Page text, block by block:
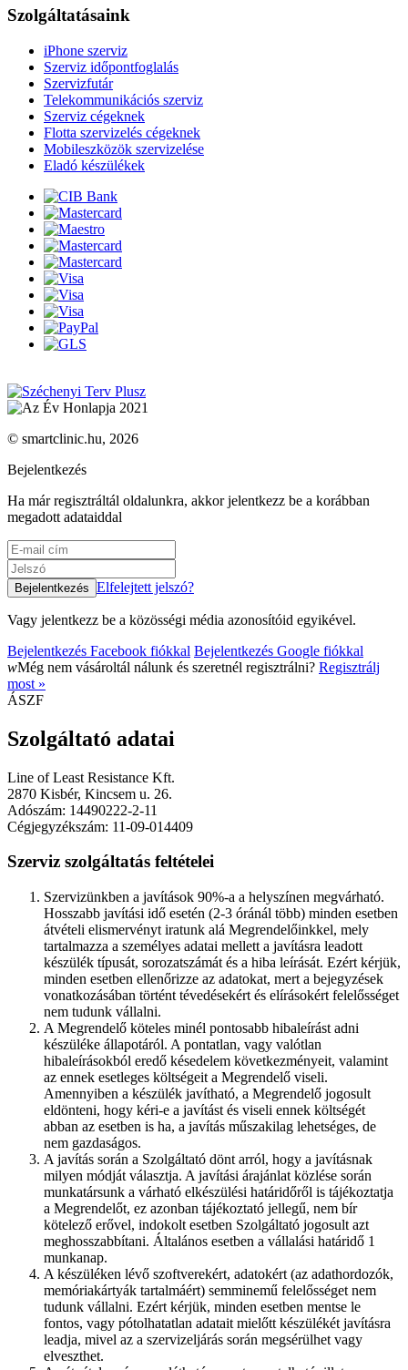
Szolgáltatásaink
iPhone szerviz
Szerviz időpontfoglalás
Szervizfutár
Telekommunikációs szerviz
Szerviz cégeknek
Flotta szervizelés cégeknek
Mobileszközök szervizelése
Eladó készülékek
© smartclinic.hu, 2026
Bejelentkezés
Ha már regisztráltál oldalunkra, akkor jelentkezz be a korábban
megadott adataiddal
Elfelejtett jelszó?
Vagy jelentkezz be a közösségi média azonosítóid egyikével.
Bejelentkezés Facebook fiókkal Bejelentkezés Google fiókkal
wMég nem vásároltál nálunk és szeretnél regisztrálni? Regisztrálj
most »
ÁSZF
Szolgáltató adatai
Line of Least Resistance Kft.
2870 Kisbér, Kincsem u. 26.
Adószám: 14490222-2-11
Cégjegyzékszám: 11-09-014409
Szerviz szolgáltatás feltételei
Szervizünkben a javítások 90%-a a helyszínen megvárható.
Hosszabb javítási idő esetén (2-3 óránál több) minden esetben
átvételi elismervényt iratunk alá Megrendelőinkkel, mely
tartalmazza a személyes adatai mellett a javításra leadott
készülék típusát, sorozatszámát és a hiba leírását. Ezért kérjük,
minden esetben ellenőrizze az adatokat, mert a bejegyzések
vonatkozásában történt tévedésekért és elírásokért felelősséget
nem tudunk vállalni.
A Megrendelő köteles minél pontosabb hibaleírást adni
készüléke állapotáról. A pontatlan, vagy valótlan
hibaleírásokból eredő késedelem következményeit, valamint
az ennek esetleges költségeit a Megrendelő viseli.
Amennyiben a készülék javítható, a Megrendelő jogosult
eldönteni, hogy kéri-e a javítást és viseli ennek költségét
abban az esetben is ha, a javítás műszakilag lehetséges, de
nem gazdaságos.
A javítás során a Szolgáltató dönt arról, hogy a javításnak
milyen módját választja. A javítási árajánlat közlése során
munkatársunk a várható elkészülési határidőről is tájékoztatja
a Megrendelőt, ez azonban tájékoztató jellegű, nem bír
kötelező erővel, indokolt esetben Szolgáltató jogosult azt
meghosszabbítani. Általános esetben a vállalási határidő 1
munkanap.
A készüléken lévő szoftverekért, adatokért (az adathordozók,
memóriakártyák tartalmáért) semminemű felelősséget nem
tudunk vállalni. Ezért kérjük, minden esetben mentse le
fontos, vagy pótolhatatlan adatait mielőtt készülékét javításra
leadja, mivel az a szervizeljárás során megsérülhet vagy
elveszthet.